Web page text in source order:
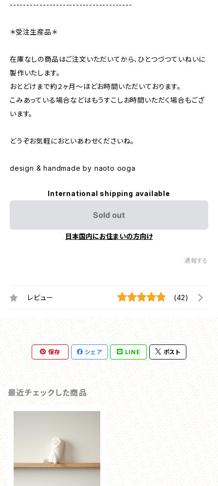
-------------------------------------
＊受注生産品＊
在庫なしの商品はご注文いただいてから、ひとつづつていねいに
製作いたします。
おとどけまで約２ヶ月〜ほどお時間いただいております。
こみあっている場合などはもうすこしお時間いただく場合もござ
います。
どうぞお気軽におといあわせくださいね。
design & handmade by naoto ooga
International shipping available
Sold out
日本国内にお住まいの方向け
通報する
レビュー (42)
保存 シェア LINE ポスト
最近チェックした商品